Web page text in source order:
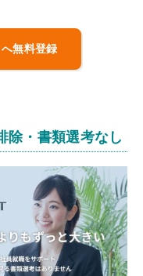
無料登録
除・書類選考なし